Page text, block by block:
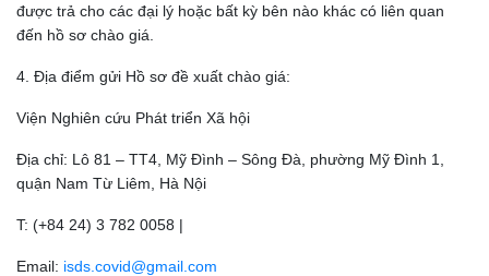
được trả cho các đại lý hoặc bất kỳ bên nào khác có liên quan
đến hồ sơ chào giá.
4. Địa điểm gửi Hồ sơ đề xuất chào giá:
Viện Nghiên cứu Phát triển Xã hội
Địa chỉ: Lô 81 – TT4, Mỹ Đình – Sông Đà, phường Mỹ Đình 1,
quận Nam Từ Liêm, Hà Nội
T: (+84 24) 3 782 0058 |
Email: isds.covid@gmail.com